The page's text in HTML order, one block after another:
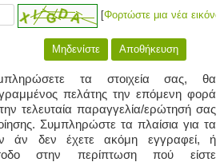
[Φορτώστε μια νέα εικόνα
τα στοιχεία σας, θα
πελάτης την επόμενη φορά
τελευταία παραγγελία/ερώτησή σας
Συμπληρώστε τα πλαίσια για τα
άν δεν έχετε ακόμη εγγραφεί, ή
στην περίπτωση πού είστε